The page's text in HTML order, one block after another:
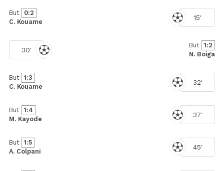
15'
But
0:2
C. Kouame
30'
But 1:2
N. Boiga
32'
But 1:3
C. Kouame
37'
But 1:4
M. Kayode
45'
But 1:5
A. Colpani